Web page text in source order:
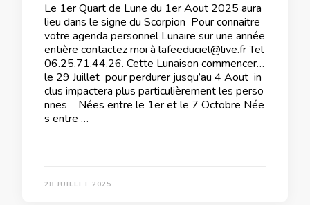
Le 1er Quart de Lune du 1er Aout 2025 aura
lieu dans le signe du Scorpion Pour connaitre
votre agenda personnel Lunaire sur une année
entière contactez moi à lafeeduciel@live.fr Tel
06.25.71.44.26. Cette Lunaison commencera
le 29 Juillet pour perdurer jusqu’au 4 Aout in
clus impactera plus particulièrement les perso
nnes Nées entre le 1er et le 7 Octobre Née
s entre …
28 JUILLET 2025